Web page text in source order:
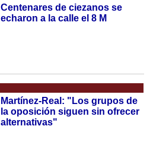
Centenares de ciezanos se
echaron a la calle el 8 M
Martínez-Real: "Los grupos de
la oposición siguen sin ofrecer
alternativas"